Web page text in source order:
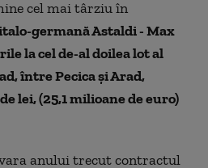
cel mai târziu în
germană Astaldi - Max
la cel de-al doilea lot al
între Pecica şi Arad,
lei, (25,1 milioane de euro)
anului trecut contractul